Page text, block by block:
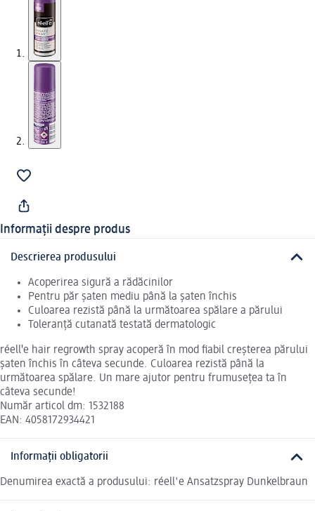
Informații despre produs
Descrierea produsului
Acoperirea sigură a rădăcinilor
Pentru păr șaten mediu până la șaten închis
Culoarea rezistă până la următoarea spălare a părului
Toleranță cutanată testată dermatologic
réellꞌe hair regrowth spray acoperă în mod fiabil creșterea părului
șaten închis în câteva secunde. Culoarea rezistă până la
următoarea spălare. Un mare ajutor pentru frumusețea ta în
câteva secunde!
Număr articol dm: 1532188
EAN: 4058172934421
Informații obligatorii
Denumirea exactă a produsului: réell'e Ansatzspray Dunkelbraun